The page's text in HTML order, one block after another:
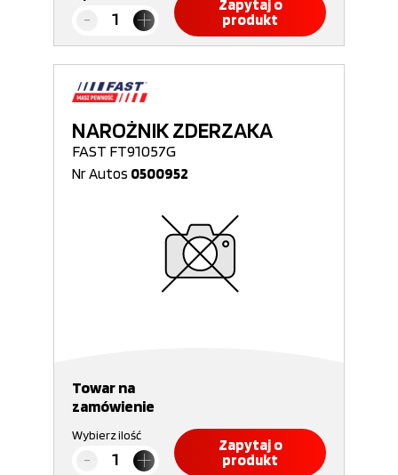
Zapytaj o
produkt
NAROŻNIK ZDERZAKA
FAST FT91057G
Nr Autos 0500952
Towar na
zamówienie
Wybierz ilość
Zapytaj o
produkt